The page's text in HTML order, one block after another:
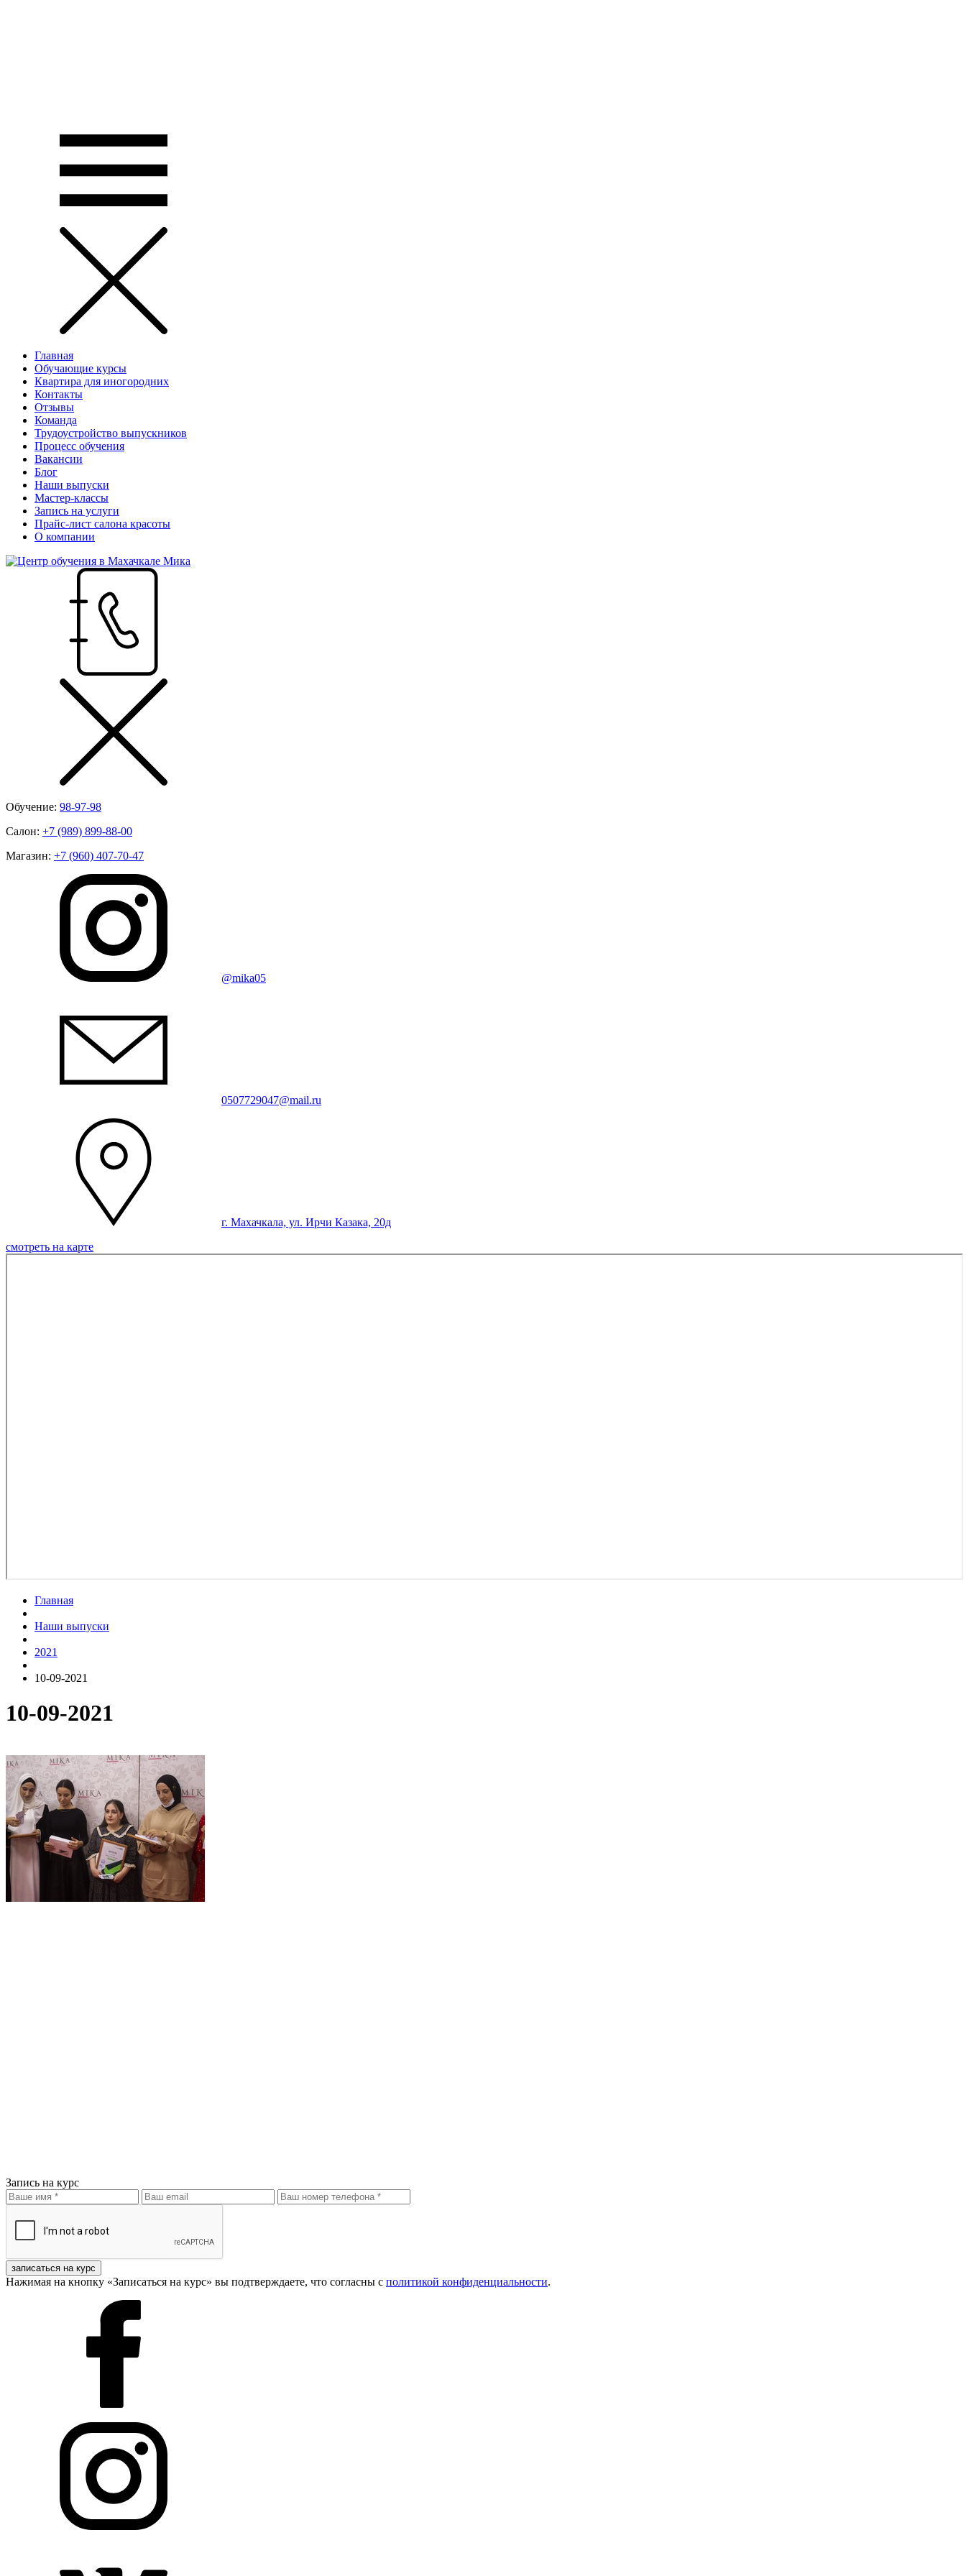
Главная
Обучающие курсы
Квартира для иногородних
Контакты
Отзывы
Команда
Трудоустройство выпускников
Процесс обучения
Вакансии
Блог
Наши выпуски
Мастер-классы
Запись на услуги
Прайс-лист салона красоты
О компании
Обучение: 98-97-98
Салон: +7 (989) 899-88-00
Магазин: +7 (960) 407-70-47
@mika05
0507729047@mail.ru
г. Махачкала, ул. Ирчи Казака, 20д
смотреть на карте
Главная
Наши выпуски
2021
10-09-2021
10-09-2021
Запись на курс
записаться на курс
Нажимая на кнопку «Записаться на курс» вы подтверждаете, что согласны с политикой конфиденциальности.